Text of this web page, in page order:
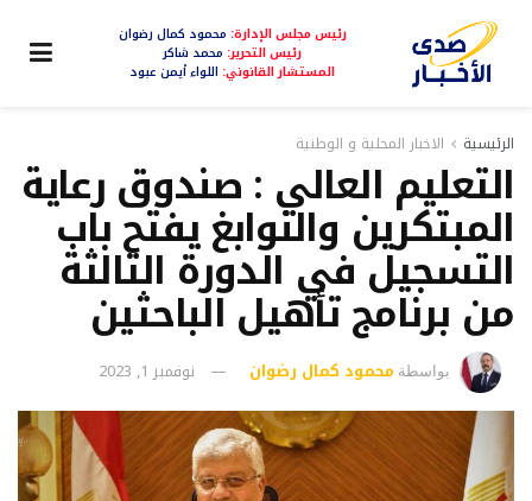
رئيس مجلس الإدارة: محمود كمال رضوان
رئيس التحرير: محمد شاكر
المستشار القانوني: اللواء أيمن عبود
الرئيسية الاخبار المحلية و الوطنية
التعليم العالي : صندوق رعاية
المبتكرين والنوابغ يفتح باب
التسجيل في الدورة الثالثة
من برنامج تأهيل الباحثين
بواسطة محمود كمال رضوان نوفمبر 1, 2023